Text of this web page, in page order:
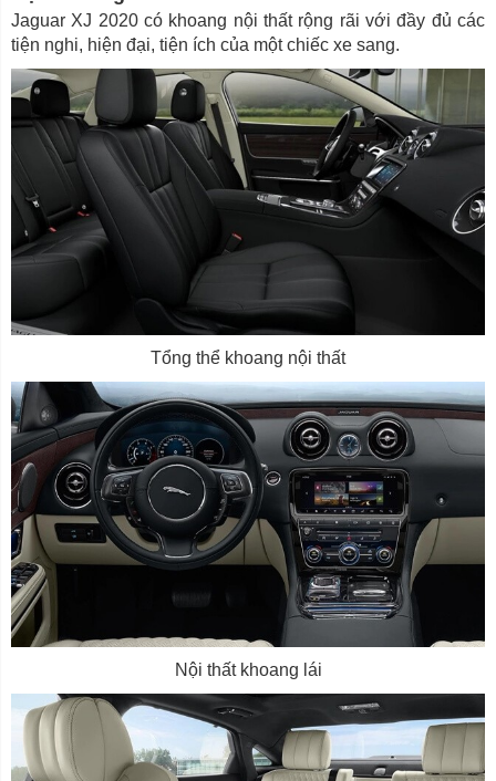
Jaguar XJ 2020 có khoang nội thất rộng rãi với đầy đủ các
tiện nghi, hiện đại, tiện ích của một chiếc xe sang.
Tổng thể khoang nội thất
Nội thất khoang lái